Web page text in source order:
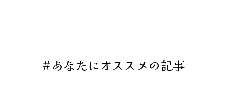
#あなたにオススメの記事